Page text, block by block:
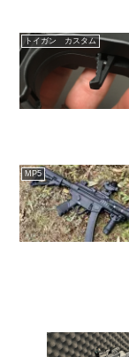
トイガン カスタム
MP5